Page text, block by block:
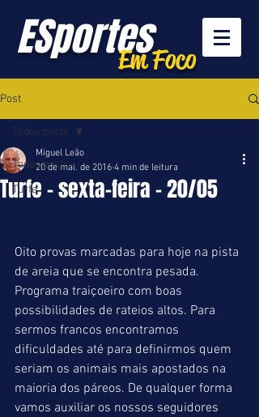
ESportesEm Foco
Post
Todos posts
Turfe
Todos posts
Turfe - sexta-feira - 20/05
Miguel Leão
20 de mai. de 2016 4 min de leitura
Oito provas marcadas para hoje na pista
de areia que se encontra pesada.
Programa traiçoeiro com boas
possibilidades de rateios altos. Para
sermos francos encontramos
dificuldades até para definirmos quem
seriam os animais mais apostados na
maioria dos páreos. De qualquer forma
vamos auxiliar os nossos seguidores